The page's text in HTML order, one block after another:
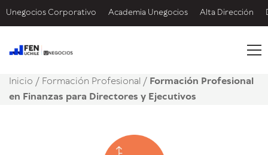
Unegocios Corporativo Academia Unegocios Alta Dirección
Inicio / Formación Profesional / Formación Profesional
en Finanzas para Directores y Ejecutivos